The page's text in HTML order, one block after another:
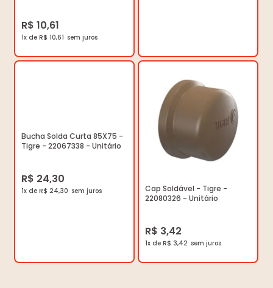
R$ 10,61
1x de R$ 10,61
Bucha Solda Curta 85X75 -
Tigre - 22067338 - Unitário
R$ 24,30
1x de R$ 24,30
Cap Soldável - Tigre -
22080326 - Unitário
R$ 3,42
1x de R$ 3,42